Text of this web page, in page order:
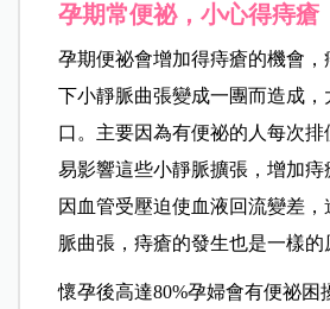
孕期常便祕，小心得痔瘡
孕期便祕會增加得痔瘡的機會
下小靜脈曲張變成一團而造成
口。主要因為有便祕的人每次
易影響這些小靜脈擴張，增加痔
因血管受壓迫使血液回流變差
脈曲張，痔瘡的發生也是一樣的
懷孕後高達80%孕婦會有便祕困